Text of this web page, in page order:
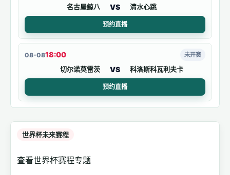
名古屋鲸八 VS 清水心跳
预约直播
08-0818:00
切尔诺莫雷茨 VS 科洛斯科瓦利夫卡
未开赛
预约直播
世界杯未来赛程
查看世界杯赛程专题